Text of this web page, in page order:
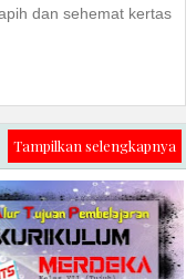
dan sehemat kertas
Tampilkan selengkapnya